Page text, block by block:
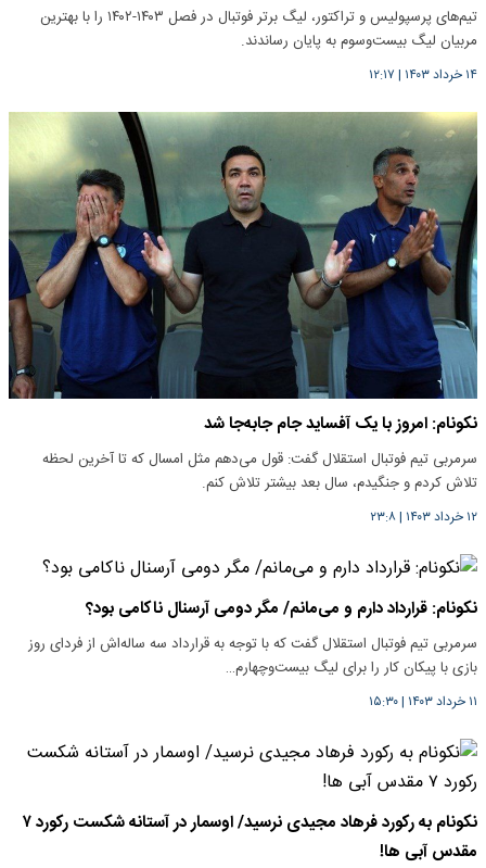
تیم‌های پرسپولیس و تراکتور، لیگ برتر فوتبال در فصل ۱۴۰۳-۱۴۰۲ را با بهترین
مربیان لیگ بیست‌وسوم به پایان رساندند.
۱۴ خرداد ۱۴۰۳ | ۱۲:۱۷
نکونام: امروز با یک آفساید جام جابه‌جا شد
سرمربی تیم فوتبال استقلال گفت: قول می‌دهم مثل امسال که تا آخرین لحظه
تلاش کردم و جنگیدم، سال بعد بیشتر تلاش کنم.
۱۲ خرداد ۱۴۰۳ |۲۳:۸
نکونام: قرارداد دارم و می‌مانم/ مگر دومی آرسنال ناکامی بود؟
سرمربی تیم فوتبال استقلال گفت که با توجه به قرارداد سه ساله‌اش از فردای روز
بازی با پیکان کار را برای لیگ بیست‌وچهارم…
۱۱ خرداد ۱۴۰۳ |۱۵:۳۰
نکونام به رکورد فرهاد مجیدی نرسید/ اوسمار در آستانه شکست رکورد ۷
مقدس آبی ها!